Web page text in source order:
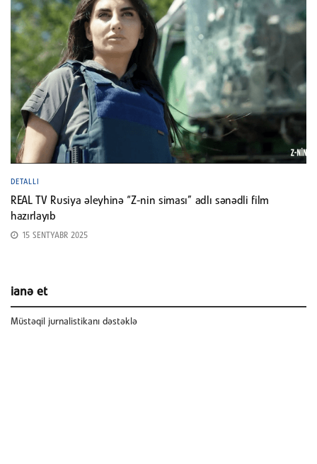
DETALLI
REAL TV Rusiya əleyhinə “Z-nin siması” adlı sənədli film
hazırlayıb
15 SENTYABR 2025
ianə et
Müstəqil jurnalistikanı dəstəklə